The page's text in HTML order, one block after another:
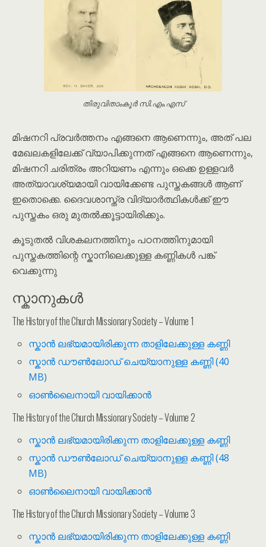
തിരുവിതാംകൂർ സി.എം.എസ്
മിഷനറി പ്രവർത്തനം എങ്ങനെ ആണെന്നും, അത് പല
മേഖലകളിലേക്ക് വ്യാപിക്കുന്നത് എങ്ങനെ ആണെന്നും,
മിഷനറി ചരിത്രം അറിയണം എന്നും ഒക്കെ ഉള്ളവർ
അത്യാവശ്യമായി വായിക്കേണ്ട പുസ്തകങ്ങൾ ആണ്
ഇതൊക്കെ. ദൈവശാസ്ത്ര വിദ്യാർത്ഥികൾക്ക് ഈ
പുസ്തകം ഒരു മുതൽക്കൂട്ടായിരിക്കും.
കൂടുതൽ വിശകലനത്തിനും പഠനത്തിനുമായി
പുസ്തകത്തിന്റെ സ്കാനിലെക്കുള്ള കണ്ണികൾ പങ്ക്
വെക്കുന്നു
സ്കാനുകൾ
The History of the Church Missionary Society – Volume 1
സ്കാൻ ലഭ്യമായിരിക്കുന്ന താളിലേക്കുള്ള കണ്ണി
സ്കാൻ ഡൗൺലോഡ് ചെയ്യാനുള്ള കണ്ണി (40
MB)
ഓൺലൈനായി വായിക്കാൻ
The History of the Church Missionary Society – Volume 2
സ്കാൻ ലഭ്യമായിരിക്കുന്ന താളിലേക്കുള്ള കണ്ണി
സ്കാൻ ഡൗൺലോഡ് ചെയ്യാനുള്ള കണ്ണി (48
MB)
ഓൺലൈനായി വായിക്കാൻ
The History of the Church Missionary Society – Volume 3
സ്കാൻ ലഭ്യമായിരിക്കുന്ന താളിലേക്കുള്ള കണ്ണി